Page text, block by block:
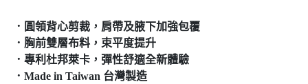
．圓領背心剪裁，肩帶及腋下加強包覆
．胸前雙層布料，束平度提升
．專利杜邦萊卡，彈性舒適全新體驗
．Made in Taiwan 台灣製造